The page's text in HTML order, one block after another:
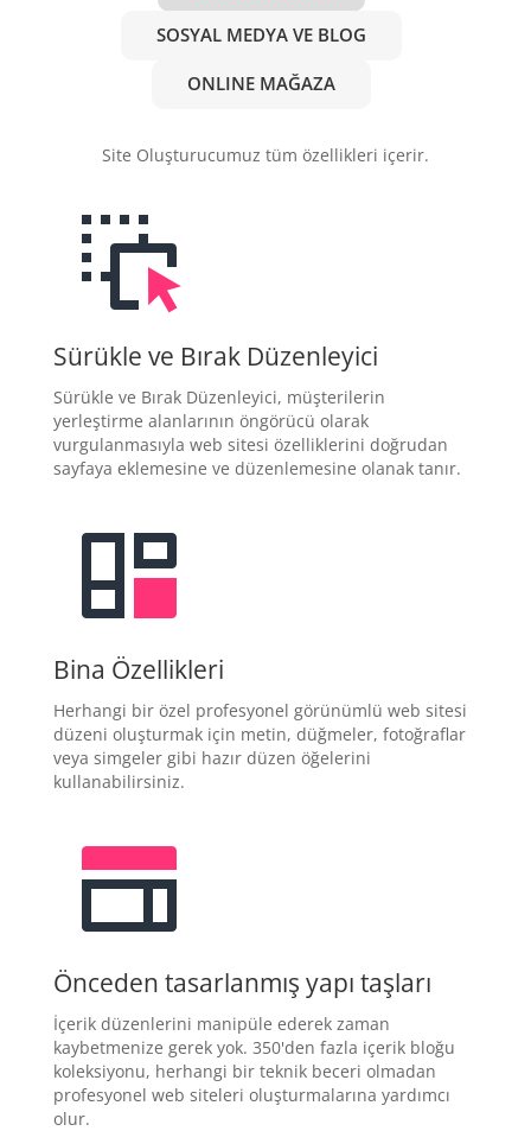
SOSYAL MEDYA VE BLOG
ONLINE MAĞAZA
Site Oluşturucumuz tüm özellikleri içerir.
Sürükle ve Bırak Düzenleyici
Sürükle ve Bırak Düzenleyici, müşterilerin
yerleştirme alanlarının öngörücü olarak
vurgulanmasıyla web sitesi özelliklerini doğrudan
sayfaya eklemesine ve düzenlemesine olanak tanır.
Bina Özellikleri
Herhangi bir özel profesyonel görünümlü web sitesi
düzeni oluşturmak için metin, düğmeler, fotoğraflar
veya simgeler gibi hazır düzen öğelerini
kullanabilirsiniz.
Önceden tasarlanmış yapı taşları
İçerik düzenlerini manipüle ederek zaman
kaybetmenize gerek yok. 350'den fazla içerik bloğu
koleksiyonu, herhangi bir teknik beceri olmadan
profesyonel web siteleri oluşturmalarına yardımcı
olur.